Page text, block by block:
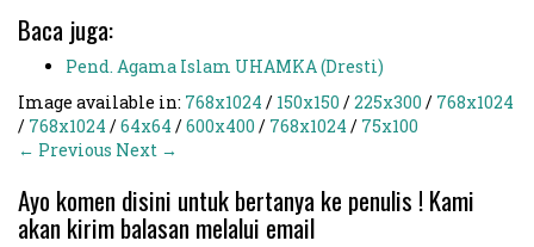
Baca juga:
Pend. Agama Islam UHAMKA (Dresti)
Image available in: 768x1024 / 150x150 /225x300 / 768x1024
/ 768x1024 /64x64 /600x400 / 768x1024 / 75x100
← Previous Next →
Ayo komen disini untuk bertanya ke penulis ! Kami
akan kirim balasan melalui email